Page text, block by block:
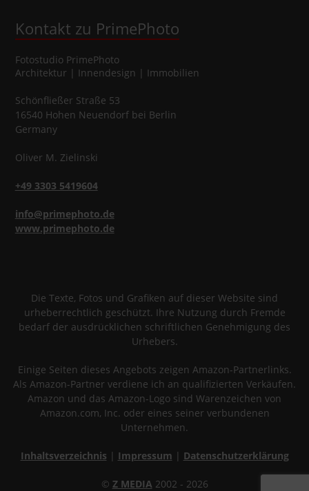
Kontakt zu PrimePhoto
Fotostudio PrimePhoto
Architektur | Innendesign | Immobilien
Schönfließer Straße 53
16540 Hohen Neuendorfbei Berlin
Germany
Oliver M. Zielinski
+49 3303 5419604
info@primephoto.de
www.primephoto.de
Die Texte, Fotos und Grafiken auf dieser Website sind
urheberrechtlich geschützt. Ihre Nutzung durch Fremde
bedarf der ausdrücklichen schriftlichen Genehmigung des
Urhebers.
Einige Seiten dieses Angebots zeigen Amazon-Partnerlinks.
Als Amazon-Partner verdiene ich an qualifizierten Verkäufen.
Amazon und das Amazon-Logo sind Warenzeichen von
Amazon.com, Inc. oder eines seiner verbundenen
Unternehmen.
Inhaltsverzeichnis | Impressum | Datenschutzerklärung
© Z MEDIA 2002 - 2026